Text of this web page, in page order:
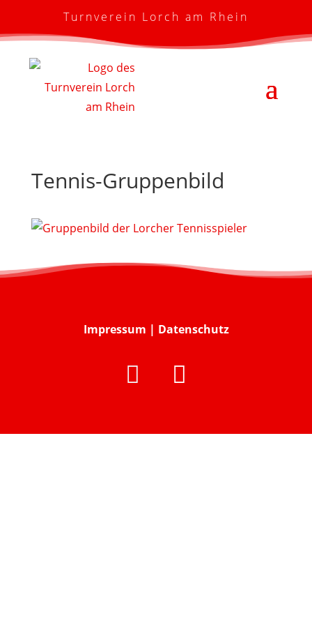
Turnverein Lorch am Rhein
Tennis-Gruppenbild
Impressum | Datenschutz
 